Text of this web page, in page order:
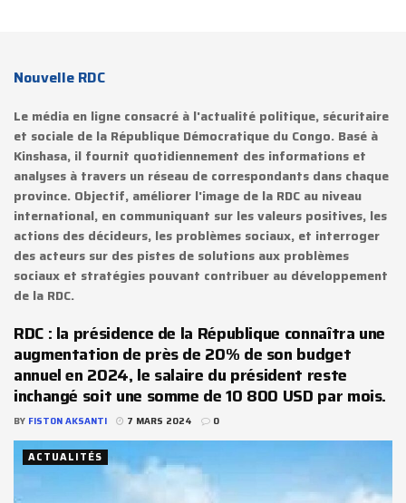
Nouvelle RDC
Le média en ligne consacré à l'actualité politique, sécuritaire
et sociale de la République Démocratique du Congo. Basé à
Kinshasa, il fournit quotidiennement des informations et
analyses à travers un réseau de correspondants dans chaque
province. Objectif, améliorer l'image de la RDC au niveau
international, en communiquant sur les valeurs positives, les
actions des décideurs, les problèmes sociaux, et interroger
des acteurs sur des pistes de solutions aux problèmes
sociaux et stratégies pouvant contribuer au développement
de la RDC.
RDC : la présidence de la République connaîtra une
augmentation de près de 20% de son budget
annuel en 2024, le salaire du président reste
inchangé soit une somme de 10 800 USD par mois.
BY FISTON AKSANTI 7 MARS 2024 0
ACTUALITÉS